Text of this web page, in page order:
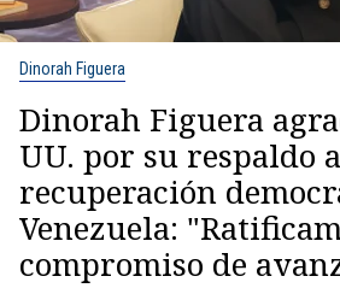
Dinorah Figuera
Dinorah Figuera
UU. por su respaldo
recuperación
Venezuela:
compromiso de